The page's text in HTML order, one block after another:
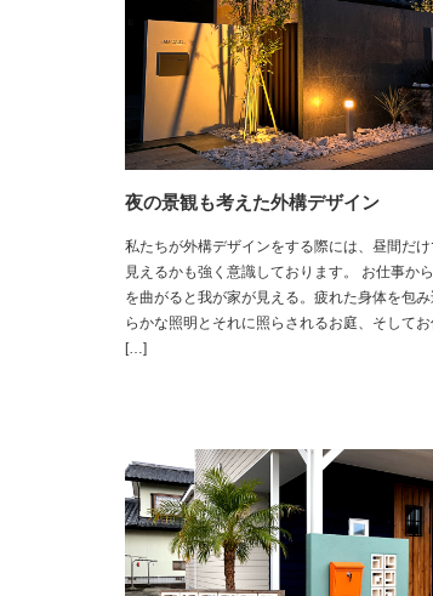
夜の景観も考えた外構デザイン
私たちが外構デザインをする際には、昼間だけ
見えるかも強く意識しております。 お仕事か
を曲がると我が家が見える。疲れた身体を包
らかな照明とそれに照らされるお庭、そして
[…]